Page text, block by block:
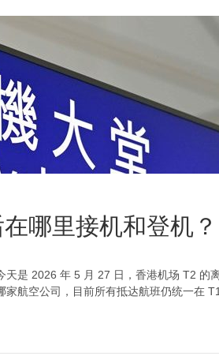
哪里接机和登机？
是 2026 年 5 月 27 日，香港机场 T2
航空公司，目前所有抵达航班仍统一在